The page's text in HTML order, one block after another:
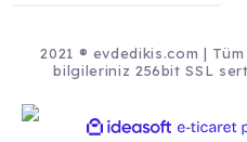
2021 ® evdedikis.com | Tüm
bilgileriniz 256bit SSL
ideasoft